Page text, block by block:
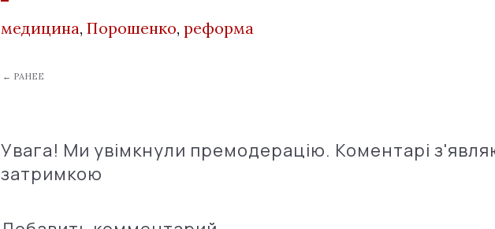
медицина, Порошенко, реформа
← РАНЕЕ
Увага! Ми увімкнули премодерацію. Коментарі
затримкою